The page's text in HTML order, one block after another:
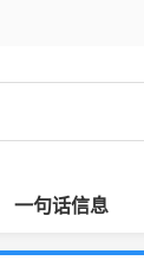
一句话信息